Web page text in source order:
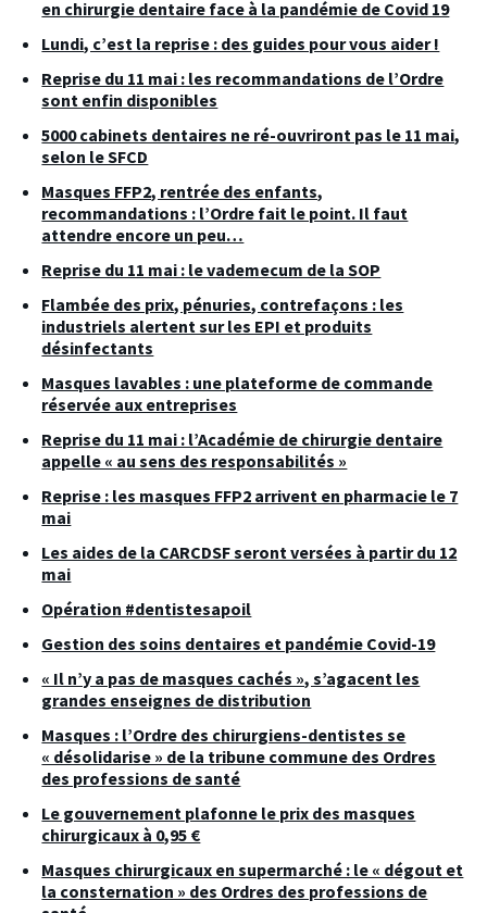
en chirurgie dentaire face à la pandémie de Covid 19
Lundi, c’est la reprise : des guides pour vous aider !
Reprise du 11 mai : les recommandations de l’Ordre
sont enfin disponibles
5000 cabinets dentaires ne ré-ouvriront pas le 11 mai,
selon le SFCD
Masques FFP2, rentrée des enfants,
recommandations : l’Ordre fait le point. Il faut
attendre encore un peu…
Reprise du 11 mai : le vademecum de la SOP
Flambée des prix, pénuries, contrefaçons : les
industriels alertent sur les EPI et produits
désinfectants
Masques lavables : une plateforme de commande
réservée aux entreprises
Reprise du 11 mai : l’Académie de chirurgie dentaire
appelle « au sens des responsabilités »
Reprise : les masques FFP2 arrivent en pharmacie le 7
mai
Les aides de la CARCDSF seront versées à partir du 12
mai
Opération #dentistesapoil
Gestion des soins dentaires et pandémie Covid-19
« Il n’y a pas de masques cachés », s’agacent les
grandes enseignes de distribution
Masques : l’Ordre des chirurgiens-dentistes se
« désolidarise » de la tribune commune des Ordres
des professions de santé
Le gouvernement plafonne le prix des masques
chirurgicaux à 0,95 €
Masques chirurgicaux en supermarché : le « dégout et
la consternation » des Ordres des professions de